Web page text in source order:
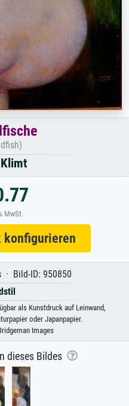
MwSt.
Bild-ID: 950850
als Kunstdruck auf Leinwand,
oder Japanpapier.
Images
dieses Bildes